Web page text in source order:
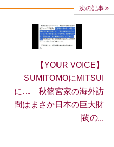
次の記事
【YOUR VOICE】
SUMITOMOにMITSUI
に… 秋篠宮家の海外訪
問はまさか日本の巨大財
閥の...